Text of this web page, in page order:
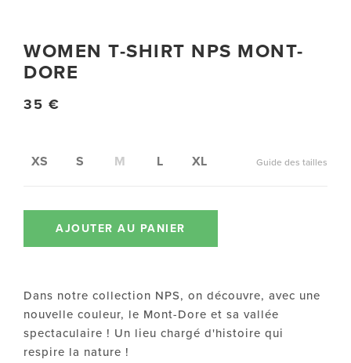
WOMEN T-SHIRT NPS MONT-
DORE
35 €
Guide des tailles
XS S M L XL
AJOUTER AU PANIER
Dans notre collection NPS, on découvre, avec une
nouvelle couleur, le Mont-Dore et sa vallée
spectaculaire ! Un lieu chargé d'histoire qui
respire la nature !